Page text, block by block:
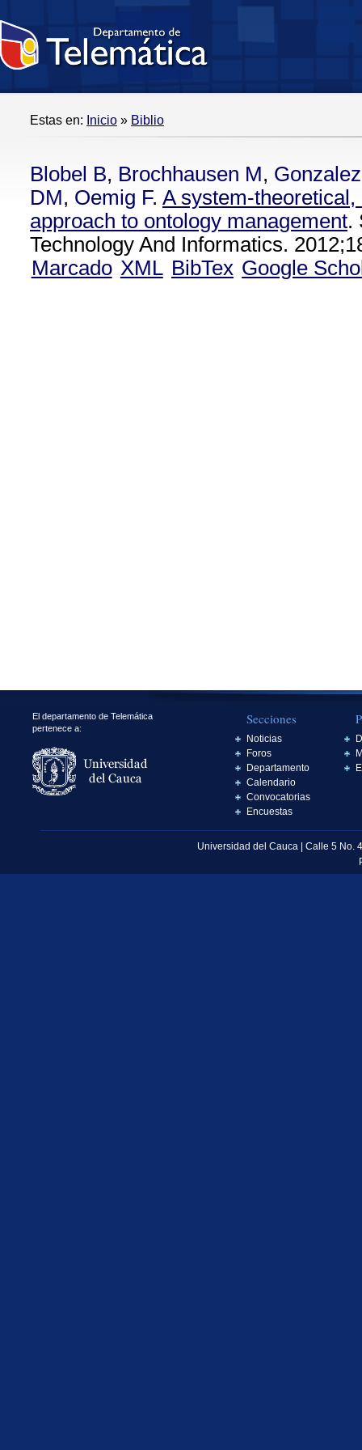
Estas en: Inicio » Biblio
Blobel B, Brochhausen M,
DM, Oemig F. A system-
approach to ontology management.
Technology And Informatics.
Marcado XML BibTex Google
El departamento de Telemática
pertenece a:
Secciones
Noticias
Foros
Departamento
Calendario
Convocatorias
Encuestas
Universidad del Cauca | Calle 5 No.